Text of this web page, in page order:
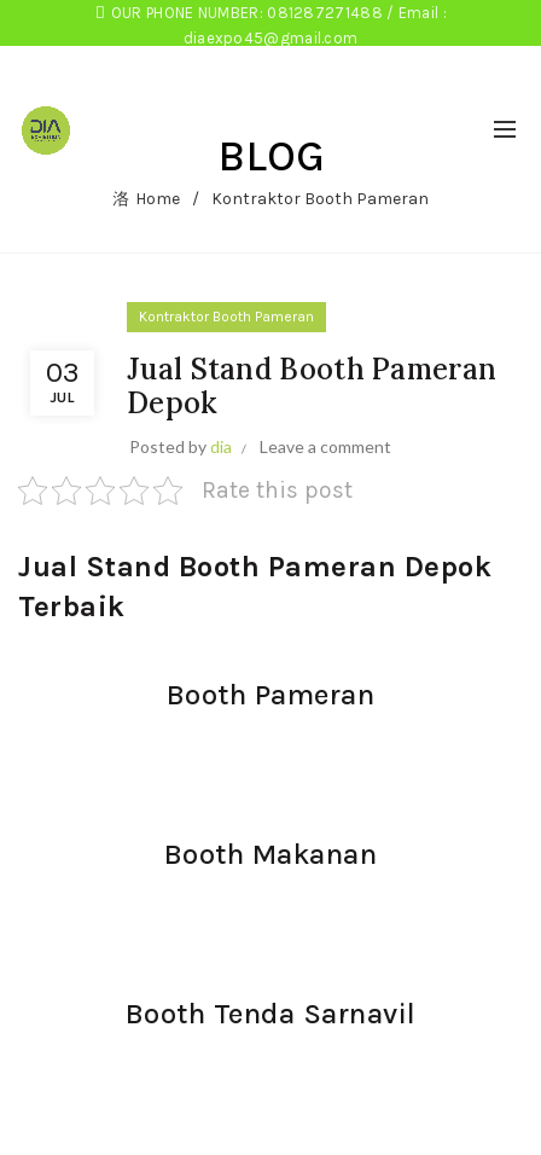
OUR PHONE NUMBER: 081287271488 / Email :
diaexpo45@gmail.com
BLOG
Home Kontraktor Booth Pameran
03
JUL
Kontraktor Booth Pameran
Jual Stand Booth Pameran
Depok
Posted bydia Leave a comment
Rate this post
Jual Stand Booth Pameran Depok
Terbaik
Booth Pameran
Booth Makanan
Booth Tenda Sarnavil